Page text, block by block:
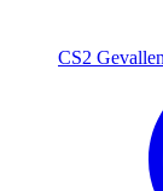
CS2 Gevallen